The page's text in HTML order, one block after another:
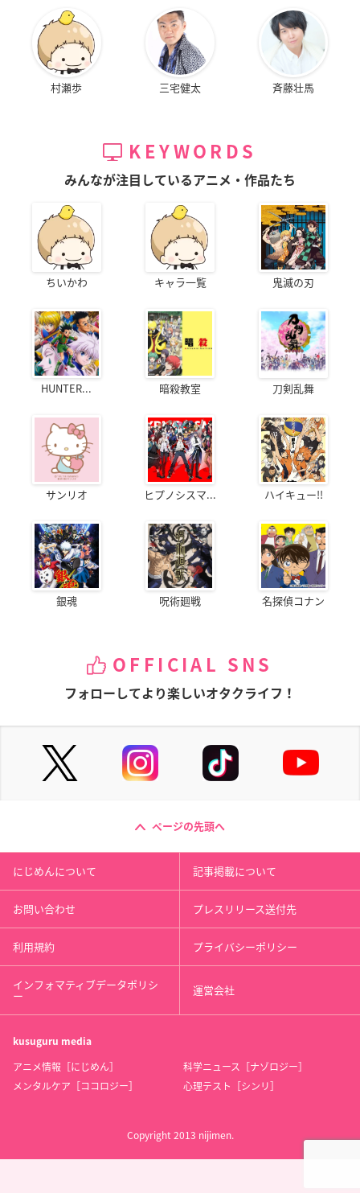
村瀬歩 三宅健太 斉藤壮馬
KEYWORDS
みんなが注目しているアニメ・作品たち
ちいかわ キャラ一覧 鬼滅の刃
HUNTER... 暗殺教室 刀剣乱舞
サンリオ ヒプノシスマ... ハイキュー!!
銀魂 呪術廻戦 名探偵コナン
OFFICIAL SNS
フォローしてより楽しいオタクライフ！
ページの先頭へ
にじめんについて 記事掲載について
お問い合わせ プレスリリース送付先
利用規約 プライバシーポリシー
インフォマティブデータポリシ
ー 運営会社
kusuguru media
アニメ情報［にじめん］
科学ニュース［ナゾロジー］
メンタルケア［ココロジー］
心理テスト［シンリ］
Copyright 2013 nijimen.